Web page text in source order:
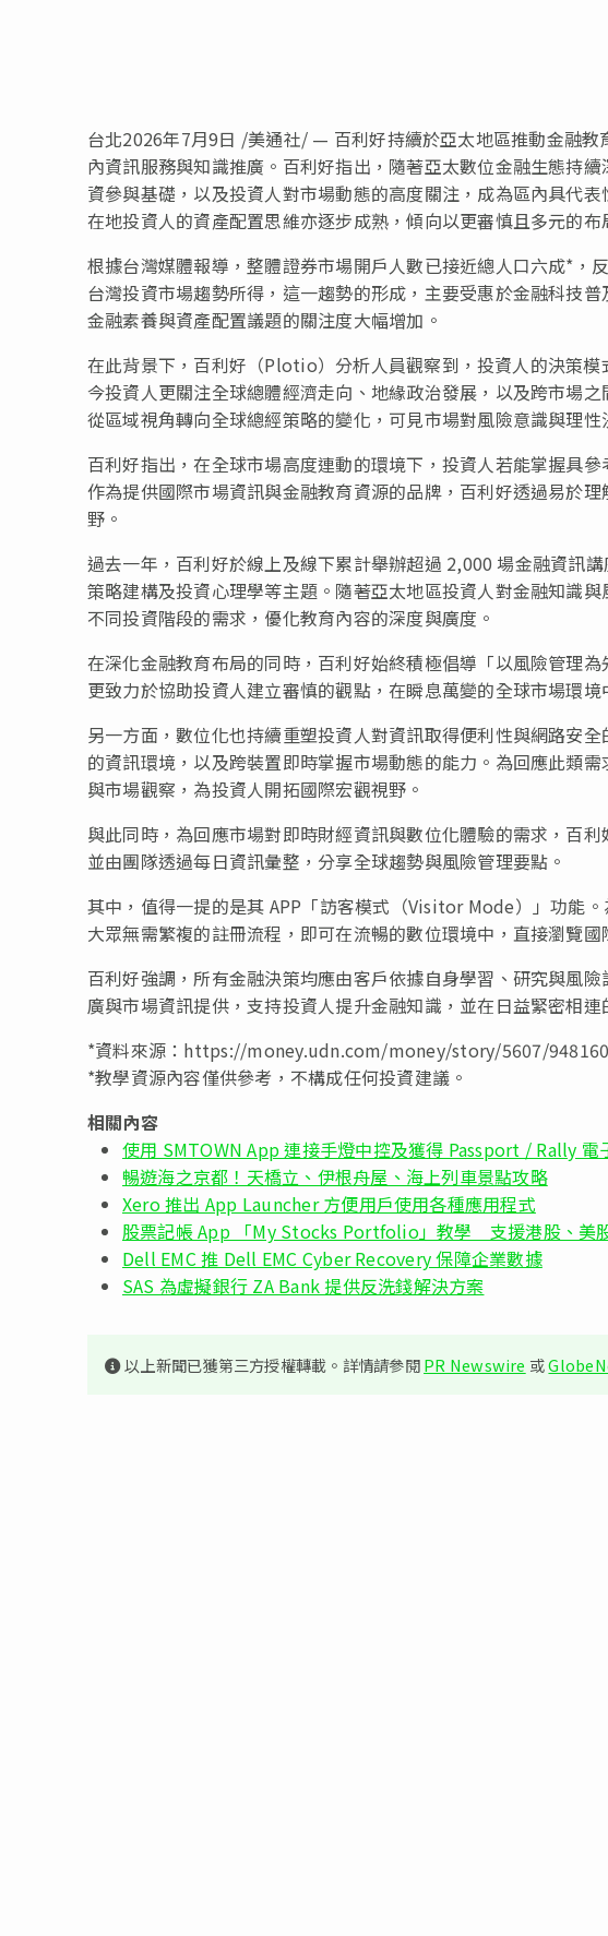
台北2026年7月9日 /美通社/ — 百利好持續於亞太地區推動金融教
內資訊服務與知識推廣。百利好指出，隨著亞太數位金融生態持
資參與基礎，以及投資人對市場動態的高度關注，成為區內具代
在地投資人的資產配置思維亦逐步成熟，傾向以更審慎且多元的布
根據台灣媒體報導，整體證券市場開戶人數已接近總人口六成*，
台灣投資市場趨勢所得，這一趨勢的形成，主要受惠於金融科技
金融素養與資產配置議題的關注度大幅增加。
在此背景下，百利好（Plotio）分析人員觀察到，投資人的決策
今投資人更關注全球總體經濟走向、地緣政治發展，以及跨市場
從區域視角轉向全球總經策略的變化，可見市場對風險意識與理性
百利好指出，在全球市場高度連動的環境下，投資人若能掌握具
作為提供國際市場資訊與金融教育資源的品牌，百利好透過易於
野。
過去一年，百利好於線上及線下累計舉辦超過 2,000 場金融資訊
策略建構及投資心理學等主題。隨著亞太地區投資人對金融知識
不同投資階段的需求，優化教育內容的深度與廣度。
在深化金融教育布局的同時，百利好始終積極倡導「以風險管理
更致力於協助投資人建立審慎的觀點，在瞬息萬變的全球市場環境
另一方面，數位化也持續重塑投資人對資訊取得便利性與網路安
的資訊環境，以及跨裝置即時掌握市場動態的能力。為回應此類
與市場觀察，為投資人開拓國際宏觀視野。
與此同時，為回應市場對即時財經資訊與數位化體驗的需求，百
並由團隊透過每日資訊彙整，分享全球趨勢與風險管理要點。
其中，值得一提的是其 APP「訪客模式（Visitor Mode）」功能
大眾無需繁複的註冊流程，即可在流暢的數位環境中，直接瀏覽
百利好強調，所有金融決策均應由客戶依據自身學習、研究與風
廣與市場資訊提供，支持投資人提升金融知識，並在日益緊密相連
*資料來源：https://money.udn.com/money/story/5607/
*教學資源內容僅供參考，不構成任何投資建議。
相關內容
使用 SMTOWN App 連接手燈中控及獲得 Passport / Rally 電
暢遊海之京都！天橋立、伊根舟屋、海上列車景點攻略
Xero 推出 App Launcher 方便用戶使用各種應用程式
股票記帳 App 「My Stocks Portfolio」教學 支援港股、美
Dell EMC 推 Dell EMC Cyber Recovery 保障企業數據
SAS 為虛擬銀行 ZA Bank 提供反洗錢解決方案
以上新聞已獲第三方授權轉載。詳情請參閱PR Newswire 或